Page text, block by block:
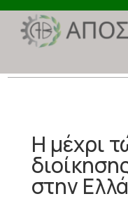
Η μέχρι
στην